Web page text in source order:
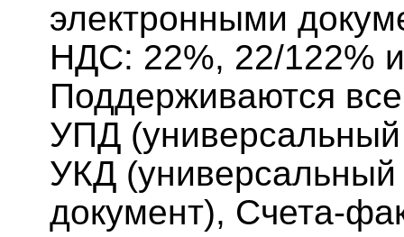
электронными
НДС: 22%, 22/122%
Поддерживаются
УПД
УКД (универсальный
документ), Счета-